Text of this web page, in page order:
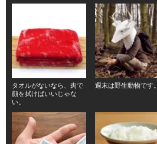
タオルがないなら、肉で
顔を拭けばいいじゃな
い。
週末は野生動物です。